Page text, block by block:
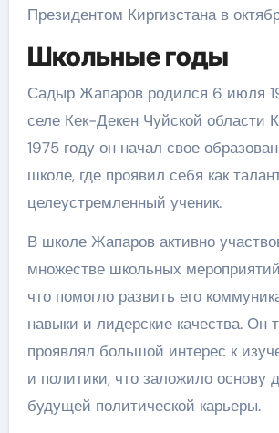
Президентом Киргизстана в
Школьные годы
Садыр Жапаров родился 6 июля
селе Кек-Декен Чуйской области
1975 году он начал свое
школе, где проявил себя как
целеустремленный ученик.
В школе Жапаров активно
множестве школьных
что помогло развить его
навыки и лидерские качества. Он
проявлял большой интерес к
и политики, что заложило основу
будущей политической карьеры.